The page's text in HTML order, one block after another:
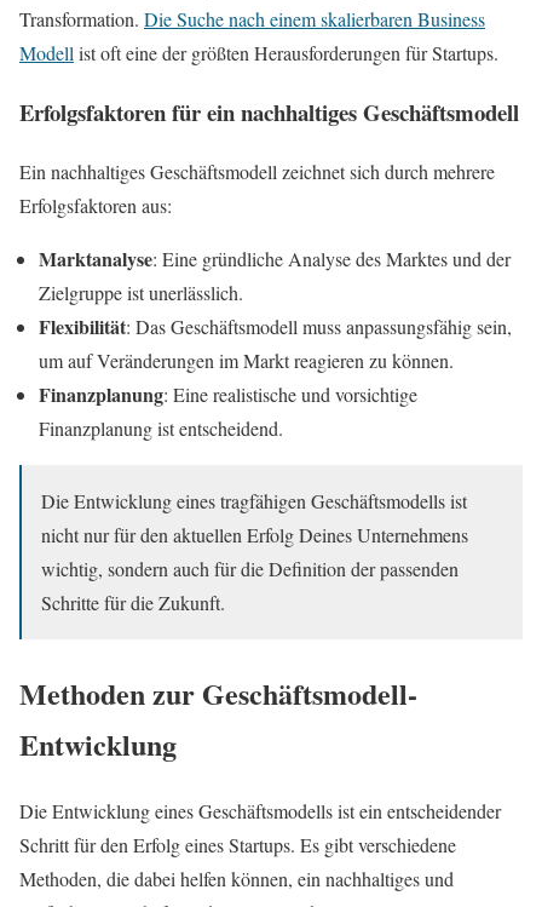
Transformation. Die Suche nach einem skalierbaren Business
Modellist oft eine der größten Herausforderungen für Startups.
Erfolgsfaktoren für ein nachhaltiges Geschäftsmodell
Ein nachhaltiges Geschäftsmodell zeichnet sich durch mehrere
Erfolgsfaktoren aus:
Marktanalyse: Eine gründliche Analyse des Marktes und der
Zielgruppe ist unerlässlich.
Flexibilität: Das Geschäftsmodell muss anpassungsfähig sein,
um auf Veränderungen im Markt reagieren zu können.
Finanzplanung: Eine realistische und vorsichtige
Finanzplanung ist entscheidend.
Die Entwicklung eines tragfähigen Geschäftsmodells ist
nicht nur für den aktuellen Erfolg Deines Unternehmens
wichtig, sondern auch für die Definition der passenden
Schritte für die Zukunft.
Methoden zur Geschäftsmodell-
Entwicklung
Die Entwicklung eines Geschäftsmodells ist ein entscheidender
Schritt für den Erfolg eines Startups. Es gibt verschiedene
Methoden, die dabei helfen können, ein nachhaltiges und